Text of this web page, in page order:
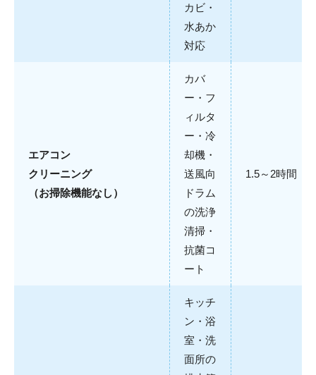
カビ・
水あか
対応
エアコン
クリーニング
（お掃除機能なし）
カバ
ー・フ
ィルタ
ー・冷
却機・
送風向
ドラム
の洗浄
清掃・
抗菌コ
ート
1.5～2時間
キッチ
ン・浴
室・洗
面所の